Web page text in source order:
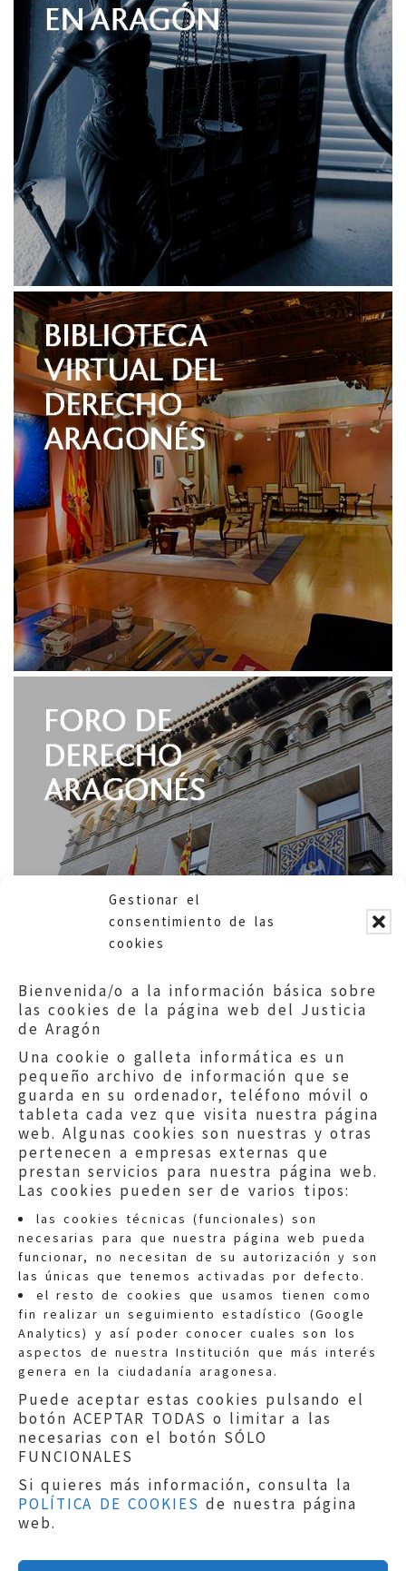
Gestionar el
consentimiento de las
cookies
Bienvenida/o a la información básica sobre
las cookies de la página web del Justicia
de Aragón
Una cookie o galleta informática es un
pequeño archivo de información que se
guarda en su ordenador, teléfono móvil o
tableta cada vez que visita nuestra página
web. Algunas cookies son nuestras y otras
pertenecen a empresas externas que
prestan servicios para nuestra página web.
Las cookies pueden ser de varios tipos:
las cookies técnicas (funcionales) son
necesarias para que nuestra página web pueda
funcionar, no necesitan de su autorización y son
las únicas que tenemos activadas por defecto.
el resto de cookies que usamos tienen como
fin realizar un seguimiento estadístico (Google
Analytics) y así poder conocer cuales son los
aspectos de nuestra Institución que más interés
genera en la ciudadanía aragonesa.
Puede aceptar estas cookies pulsando el
botón ACEPTAR TODAS o limitar a las
necesarias con el botón SÓLO
FUNCIONALES
Si quieres más información, consulta la
POLÍTICA DE COOKIES de nuestra página
web.
Quejas:quejas@eljusticiadearagon.es
Información general:
informacion@eljusticiadearagon.es
Teléfonos:900 210 210/
Aviso legal|Política de privacidad|
Protección de Datos